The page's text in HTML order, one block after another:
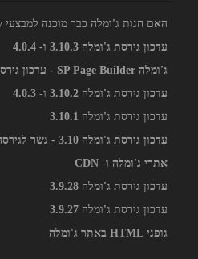
האם חנות ג'ומלה כבר מוכנה למבצעי Black Friday?
עדכון גירסת ג'ומלה 3.10.3 ו- 4.0.4
ג'ומלה SP Page Builder - עדכון גירסה
עדכון גירסת ג'ומלה 3.10.2 ו- 4.0.3
עדכון גירסת ג'ומלה 3.10.1
עדכון גירסת ג'ומלה 3.10 - גשר לגירסה 4.0
אתרי ג'ומלה ו- CDN
עדכון גירסת ג'ומלה 3.9.28
עדכון גירסת ג'ומלה 3.9.27
גופני HTML באתר ג'ומלה